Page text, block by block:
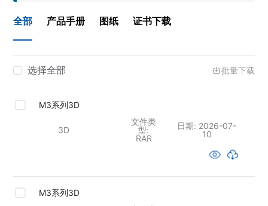
全部 产品手册 图纸 证书下载
选择全部 批量下载
M3系列3D
3D
文件类
型:
RAR
日期: 2026-07-
10
M3系列3D